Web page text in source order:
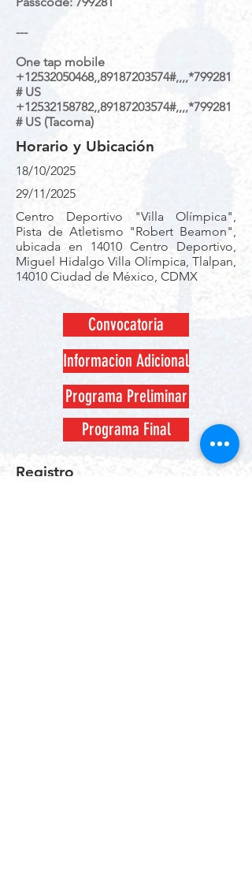
---
One tap mobile
+12532050468,,89187203574#,,,,*799281
# US
+12532158782,,89187203574#,,,,*799281
# US (Tacoma)
Horario y Ubicación
18/10/2025
29/11/2025
Centro Deportivo "Villa Olímpica",
Pista de Atletismo "Robert Beamon",
ubicada en 14010 Centro Deportivo,
Miguel Hidalgo Villa Olímpica, Tlalpan,
14010 Ciudad de México, CDMX
Convocatoria
Informacion Adicional
Programa Preliminar
Programa Final
Registro